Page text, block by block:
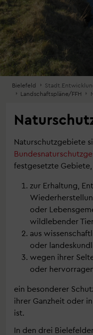
Bielefeld
Landschaftspläne/FFH
Naturschutzgebiete
festgesetzte
zur Erhaltung,
oder
wildlebender
aus
oder
wegen ihrer
oder
ein besonderer
ihrer Ganzheit oder
ist.
In den drei